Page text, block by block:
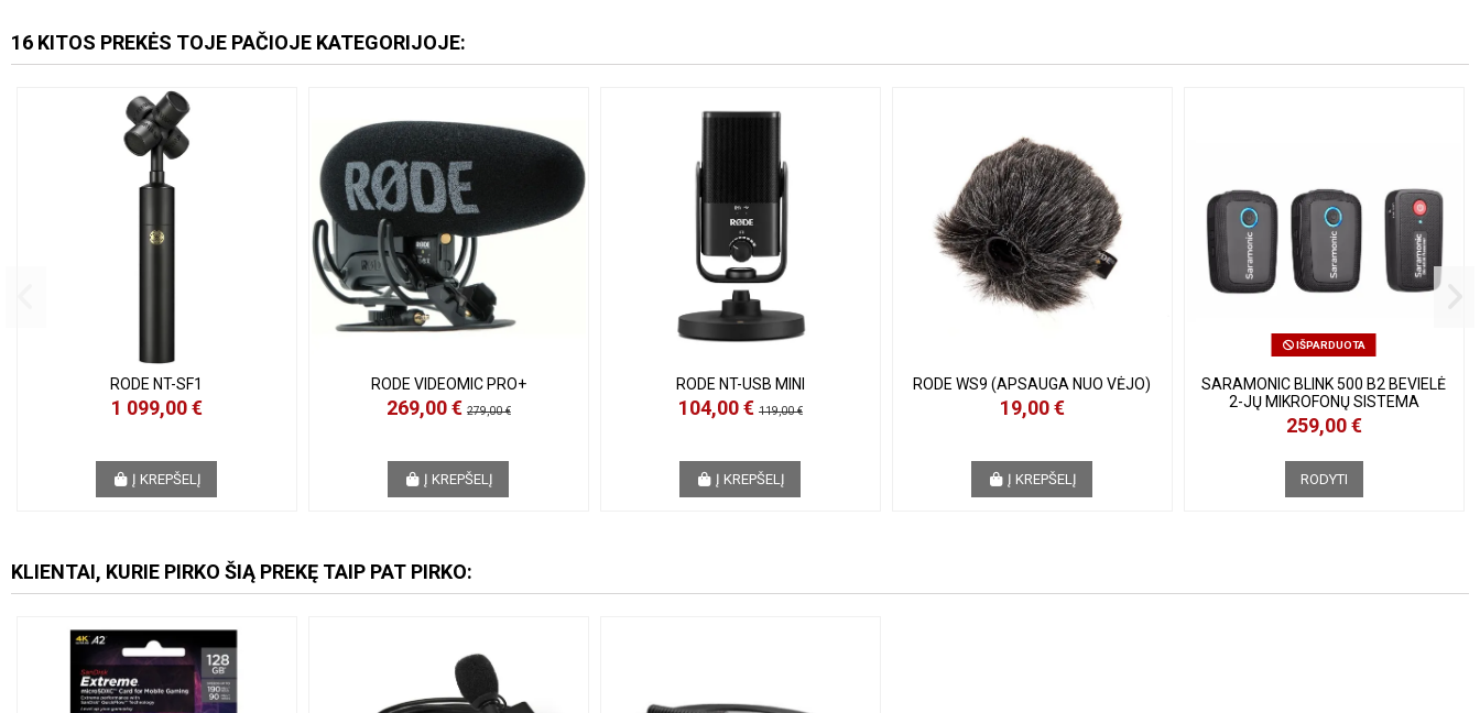
16 KITOS PREKĖS TOJE PAČIOJE KATEGORIJOJE:
RODE NT-SF1
1 099,00 €
Į KREPŠELĮ
RODE VIDEOMIC PRO+
269,00 € 279,00 €
Į KREPŠELĮ
RODE NT-USB MINI
104,00 € 119,00 €
Į KREPŠELĮ
RODE WS9 (APSAUGA NUO VĖJO)
19,00 €
Į KREPŠELĮ
IŠPARDUOTA
SARAMONIC BLINK 500 B2 BEVIELĖ
2-JŲ MIKROFONŲ SISTEMA
259,00 €
RODYTI
KLIENTAI, KURIE PIRKO ŠIĄ PREKĘ TAIP PAT PIRKO: